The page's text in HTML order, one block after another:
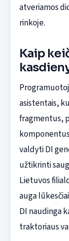
atveriamos
rinkoje.
Kaip
asistentais,
fragmentus,
valdyti DI
užtikrinti
Lietuvos
auga
DI naudinga
traktoriaus